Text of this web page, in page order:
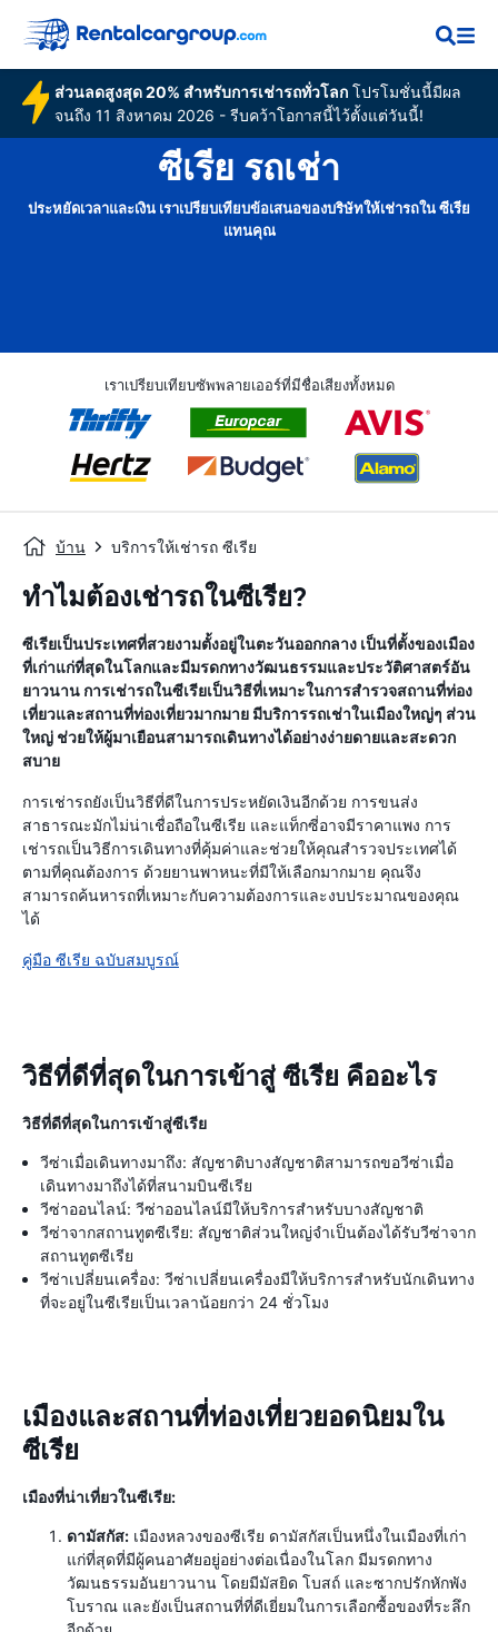
ส่วนลดสูงสุด 20% สำหรับการเช่ารถทั่วโลกโปรโมชั่นนี้มีผล
จนถึง 11 สิงหาคม 2026 - รีบคว้าโอกาสนี้ไว้ตั้งแต่วันนี้!
ซีเรีย รถเช่า
ประหยัดเวลาและเงิน เราเปรียบเทียบข้อเสนอของบริษัทให้เช่ารถใน ซีเรีย
แทนคุณ
เราเปรียบเทียบซัพพลายเออร์ที่มีชื่อเสียงทั้งหมด
บ้าน บริการให้เช่ารถ ซีเรีย
ทำไมต้องเช่ารถในซีเรีย?
ซีเรียเป็นประเทศที่สวยงามตั้งอยู่ในตะวันออกกลาง เป็นที่ตั้งของเมือง
ที่เก่าแก่ที่สุดในโลกและมีมรดกทางวัฒนธรรมและประวัติศาสตร์อัน
ยาวนาน การเช่ารถในซีเรียเป็นวิธีที่เหมาะในการสำรวจสถานที่ท่อง
เที่ยวและสถานที่ท่องเที่ยวมากมาย มีบริการรถเช่าในเมืองใหญ่ๆ ส่วน
ใหญ่ ช่วยให้ผู้มาเยือนสามารถเดินทางได้อย่างง่ายดายและสะดวก
สบาย
การเช่ารถยังเป็นวิธีที่ดีในการประหยัดเงินอีกด้วย การขนส่ง
สาธารณะมักไม่น่าเชื่อถือในซีเรีย และแท็กซี่อาจมีราคาแพง การ
เช่ารถเป็นวิธีการเดินทางที่คุ้มค่าและช่วยให้คุณสำรวจประเทศได้
ตามที่คุณต้องการ ด้วยยานพาหนะที่มีให้เลือกมากมาย คุณจึง
สามารถค้นหารถที่เหมาะกับความต้องการและงบประมาณของคุณ
ได้
คู่มือ ซีเรีย ฉบับสมบูรณ์
วิธีที่ดีที่สุดในการเข้าสู่ ซีเรีย คืออะไร
วิธีที่ดีที่สุดในการเข้าสู่ซีเรีย
วีซ่าเมื่อเดินทางมาถึง: สัญชาติบางสัญชาติสามารถขอวีซ่าเมื่อ
เดินทางมาถึงได้ที่สนามบินซีเรีย
วีซ่าออนไลน์: วีซ่าออนไลน์มีให้บริการสำหรับบางสัญชาติ
วีซ่าจากสถานทูตซีเรีย: สัญชาติส่วนใหญ่จำเป็นต้องได้รับวีซ่าจาก
สถานทูตซีเรีย
วีซ่าเปลี่ยนเครื่อง: วีซ่าเปลี่ยนเครื่องมีให้บริการสำหรับนักเดินทาง
ที่จะอยู่ในซีเรียเป็นเวลาน้อยกว่า 24 ชั่วโมง
เมืองและสถานที่ท่องเที่ยวยอดนิยมใน
ซีเรีย
เมืองที่น่าเที่ยวในซีเรีย:
ดามัสกัส: เมืองหลวงของซีเรีย ดามัสกัสเป็นหนึ่งในเมืองที่เก่า
แก่ที่สุดที่มีผู้คนอาศัยอยู่อย่างต่อเนื่องในโลก มีมรดกทาง
วัฒนธรรมอันยาวนาน โดยมีมัสยิด โบสถ์ และซากปรักหักพัง
โบราณ และยังเป็นสถานที่ที่ดีเยี่ยมในการเลือกซื้อของที่ระลึก